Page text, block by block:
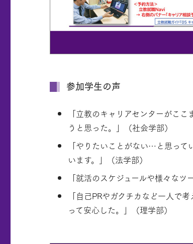
参加学生の声
「立教のキャリアセンターがこ
うと思った。」（社会学部）
「やりたいことがない…と思っ
います。」（法学部）
「就活のスケジュールや様々な
「自己PRやガクチカなど一人で
って安心した。」（理学部）